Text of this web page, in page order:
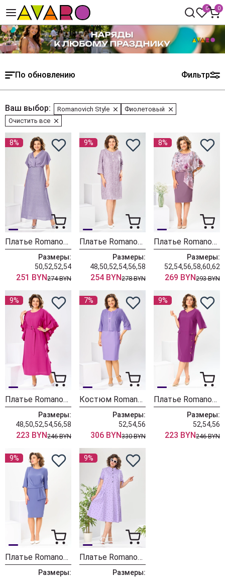
0 0
По обновлению Фильтр
Ваш выбор: Romanovich Style
Фиолетовый
Очистить все
8%
Платье Romanovich Style 1-2925 лавандовый
Размеры:
50,52,52,54
251 BYN274 BYN
9%
Платье Romanovich Style 1-2589 лавандовый
Размеры:
48,50,52,54,56,58
254 BYN278 BYN
8%
Платье Romanovich Style 1-2371 клевер
Размеры:
52,54,56,58,60,62
269 BYN293 BYN
9%
Платье Romanovich Style 1-2870 фуксия
Размеры:
48,50,52,54,56,58
223 BYN246 BYN
7%
Костюм Romanovich Style 3-2763 лаванда
Размеры:
52,54,56
306 BYN330 BYN
9%
Платье Romanovich Style 1-2829 фуксия
Размеры:
52,54,56
223 BYN246 BYN
9%
Платье Romanovich Style 1-2761К лаванда
Размеры:
9%
Платье Romanovich Style 1-2526 лаванда
Размеры: